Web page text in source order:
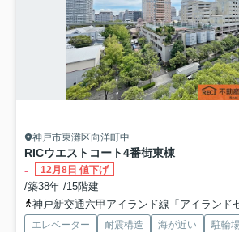
神戸市東灘区向洋町中
RICウエストコート4番街東棟
-
12月8日 値下げ
/築38年 /15階建
神戸新交通六甲アイランド線「アイランド
エレベーター 耐震構造 海が近い 駐輪